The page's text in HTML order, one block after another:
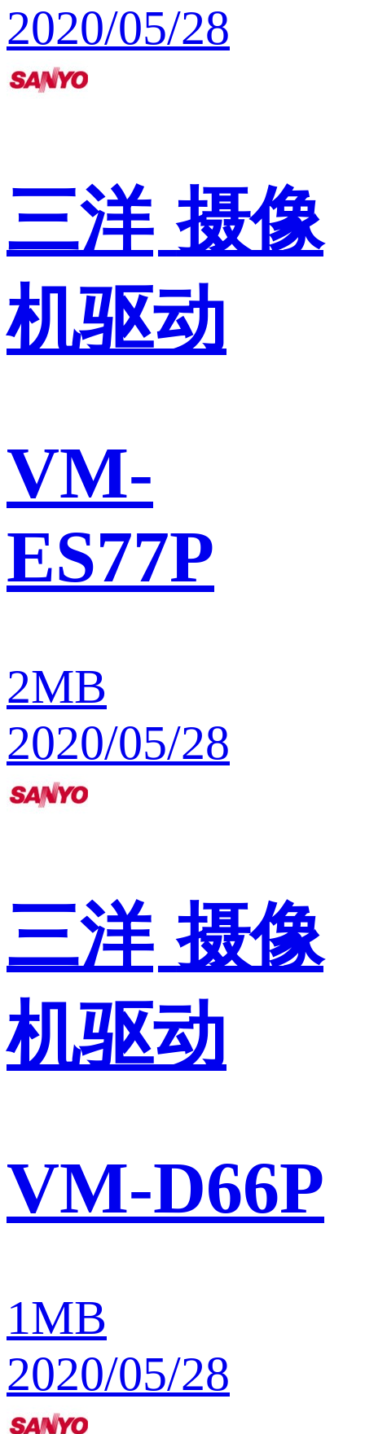
2020/05/28
三洋 摄像
机驱动
VM-
ES77P
2MB
2020/05/28
三洋 摄像
机驱动
VM-D66P
1MB
2020/05/28